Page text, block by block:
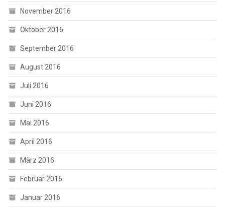
November 2016
Oktober 2016
September 2016
August 2016
Juli 2016
Juni 2016
Mai 2016
April 2016
März 2016
Februar 2016
Januar 2016